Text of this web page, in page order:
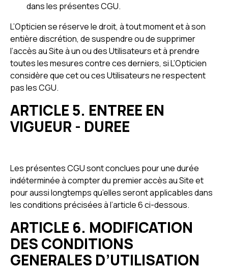
dans les présentes CGU.
L’Opticien se réserve le droit, à tout moment et à son
entière discrétion, de suspendre ou de supprimer
l’accès au Site à un ou des Utilisateurs et à prendre
toutes les mesures contre ces derniers, si L’Opticien
considère que cet ou ces Utilisateurs ne respectent
pas les CGU.
ARTICLE 5. ENTREE EN
VIGUEUR - DUREE
Les présentes CGU sont conclues pour une durée
indéterminée à compter du premier accès au Site et
pour aussi longtemps qu’elles seront applicables dans
les conditions précisées à l’article 6 ci-dessous.
ARTICLE 6. MODIFICATION
DES CONDITIONS
GENERALES D’UTILISATION